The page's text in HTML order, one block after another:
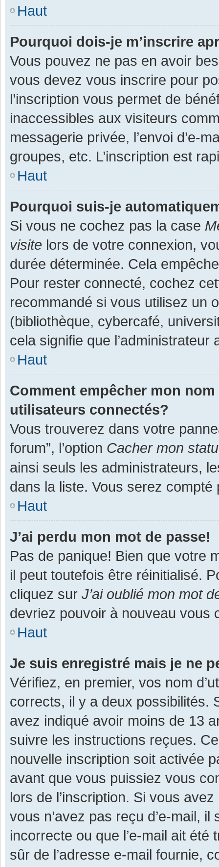
Haut
Pourquoi dois-je m’inscrire
Vous pouvez ne pas en avoir
vous devez vous inscrire pour
l’inscription vous permet de
inaccessibles aux visiteurs
messagerie privée, l’envoi d’e-
groupes, etc. L’inscription est
Haut
Pourquoi suis-je
Si vous ne cochez pas la case
visite lors de votre connexion,
durée déterminée. Cela
Pour rester connecté, cochez
recommandé si vous utilisez un
(bibliothèque, cybercafé,
cela signifie que
Haut
Comment empêcher mon
utilisateurs connectés?
Vous trouverez dans votre
forum”, l’option Cacher mon
ainsi seuls les administrateurs,
dans la liste. Vous serez
Haut
J’ai perdu mon mot de passe!
Pas de panique! Bien que votre
il peut toutefois être réinitialisé.
cliquez sur J’ai oublié mon mot
devriez pouvoir à nouveau vous
Haut
Je suis enregistré mais je ne
Vérifiez, en premier, vos nom
corrects, il y a deux possibilités.
avez indiqué avoir moins de 13
suivre les instructions reçues.
nouvelle inscription soit activée
avant que vous puissiez vous
lors de l’inscription. Si vous
vous n’avez pas reçu d’e-mail,
incorrecte ou que l’e-mail ait
sûr de l’adresse e-mail fournie,